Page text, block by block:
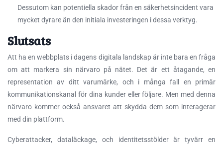
Dessutom kan potentiella skador från en säkerhetsincident vara
mycket dyrare än den initiala investeringen i dessa verktyg.
Slutsats
Att ha en webbplats i dagens digitala landskap är inte bara en fråga
om att markera sin närvaro på nätet. Det är ett åtagande, en
representation av ditt varumärke, och i många fall en primär
kommunikationskanal för dina kunder eller följare. Men med denna
närvaro kommer också ansvaret att skydda dem som interagerar
med din plattform.
Cyberattacker, dataläckage, och identitetsstölder är tyvärr en